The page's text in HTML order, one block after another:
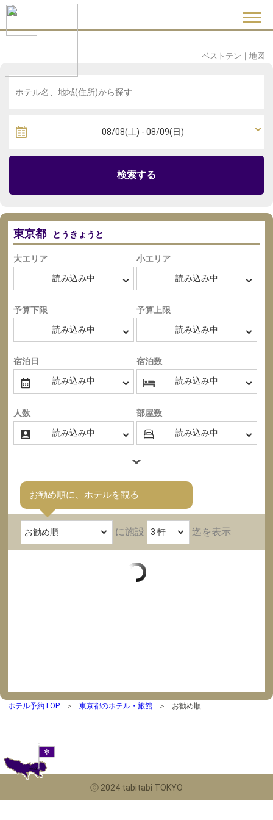
地図
｜
ベストテン
検索する
東京都 とうきょうと
大エリア 小エリア
予算下限 予算上限
宿泊日 宿泊数
人数 部屋数
お勧め順に、ホテルを観る
に施設 迄を表示
ホテル予約TOP 東京都のホテル・旅館 お勧め順
ⓒ 2024 tabitabi TOKYO